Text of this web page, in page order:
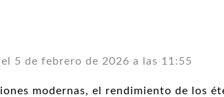
5 de febrero de 2026 a las 11:55
modernas, el rendimiento de los